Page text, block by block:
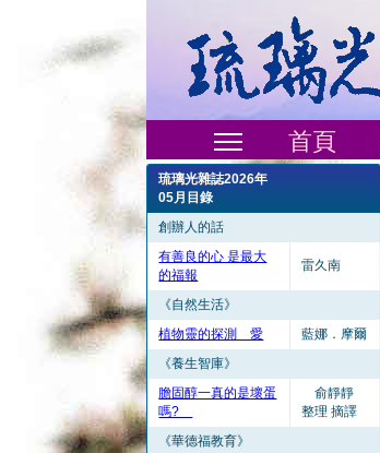
首頁
琉璃光雜誌2026年
05月目錄
創辦人的話
有善良的心 是最大
的福報
雷久南
《自然生活》
植物靈的探測 愛
藍娜．摩爾
《養生智庫》
膽固醇一真的是壞蛋
嗎?
俞靜靜
整理 摘譯
《華德福教育》